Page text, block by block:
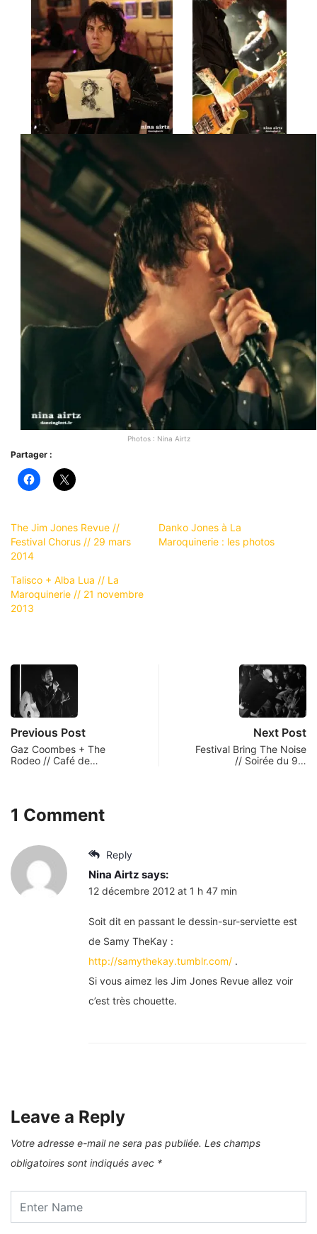
Photos : Nina Airtz
Partager :
The Jim Jones Revue //
Festival Chorus // 29 mars
2014
Danko Jones à La
Maroquinerie : les photos
Talisco + Alba Lua // La
Maroquinerie // 21 novembre
2013
Previous Post
Gaz Coombes + The
Rodeo // Café de…
Next Post
Festival Bring The Noise
// Soirée du 9…
1 Comment
Reply
Nina Airtz says:
12 décembre 2012 at 1 h 47 min
Soit dit en passant le dessin-sur-serviette est
de Samy TheKay :
http://samythekay.tumblr.com/ .
Si vous aimez les Jim Jones Revue allez voir
c’est très chouette.
Leave a Reply
Votre adresse e-mail ne sera pas publiée. Les champs
obligatoires sont indiqués avec *